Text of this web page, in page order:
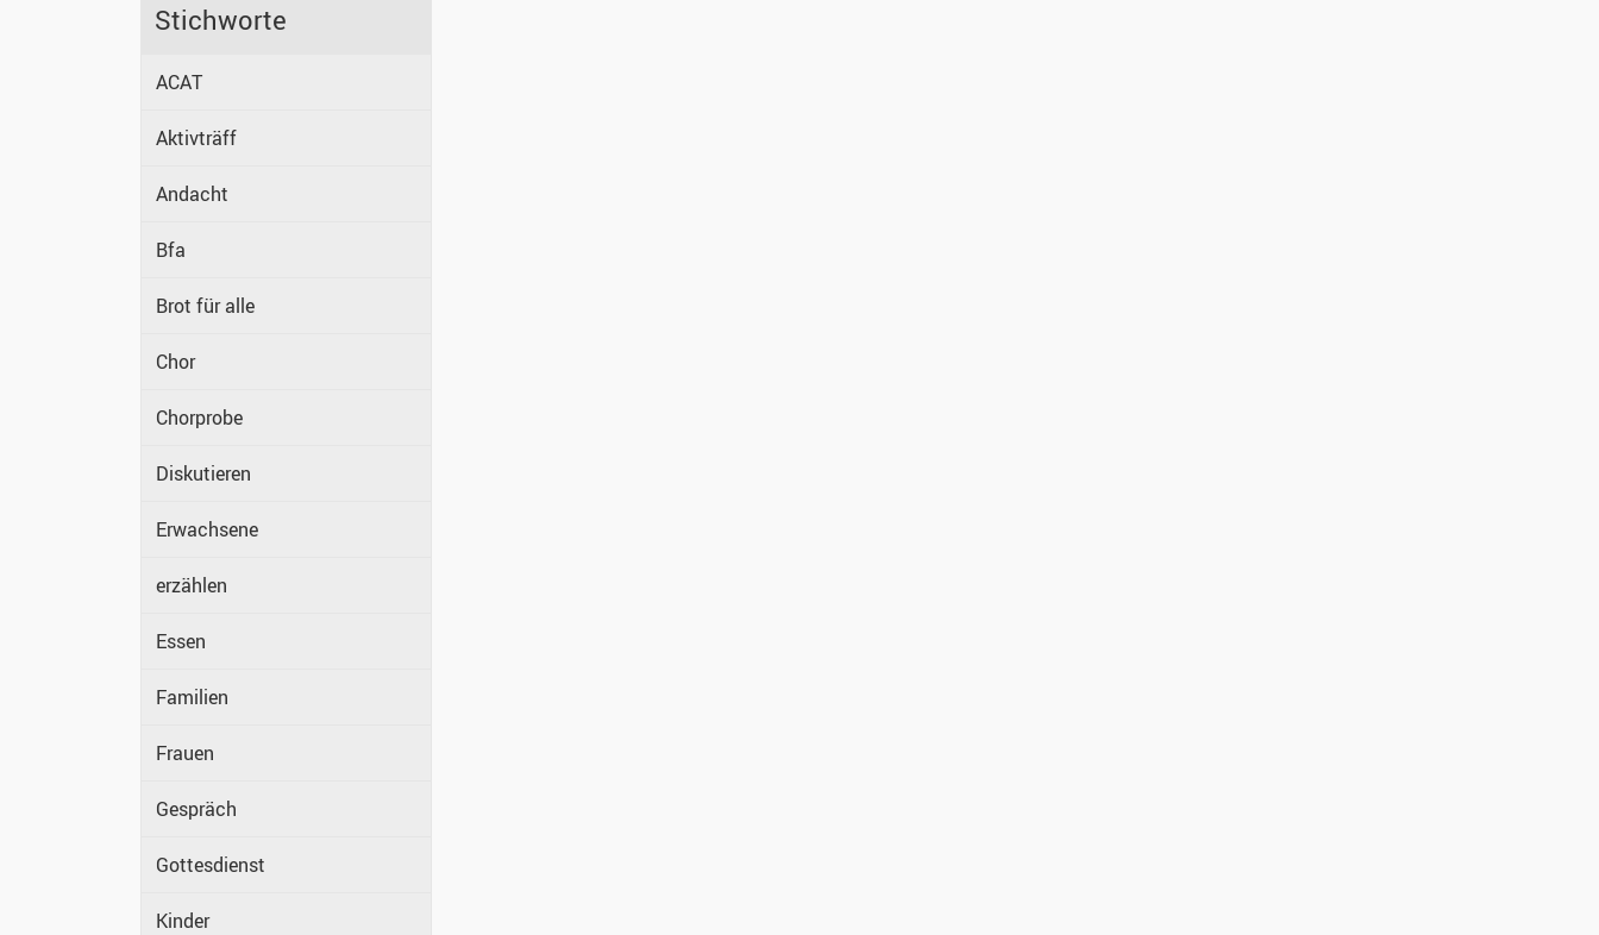
Stichworte
ACAT
Aktivträff
Andacht
Bfa
Brot für alle
Chor
Chorprobe
Diskutieren
Erwachsene
erzählen
Essen
Familien
Frauen
Gespräch
Gottesdienst
Kinder